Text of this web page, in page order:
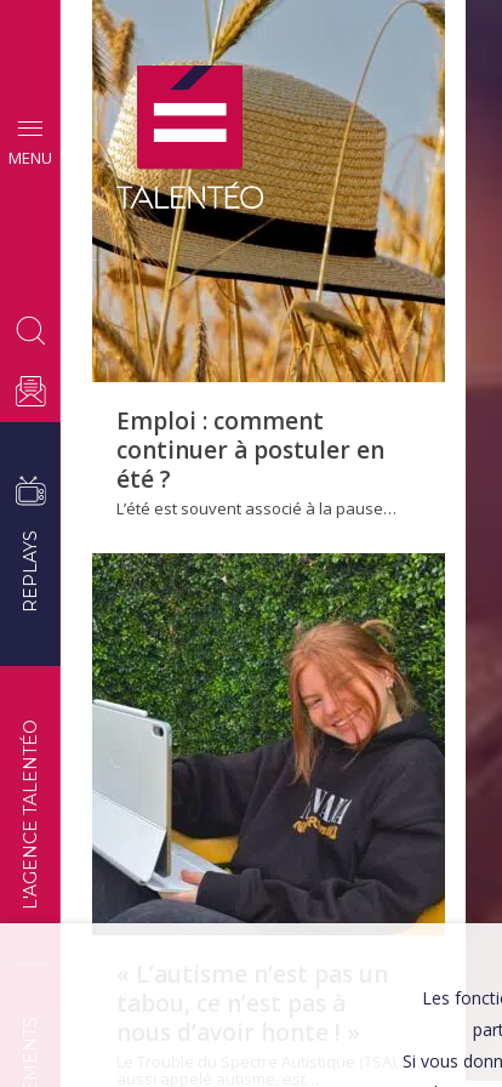
MENU
L'AGENCE TALENTÉO
REPLAYS
CONSEILS
EMPLOI
Emploi : comment
continuer à postuler en
été ?
L’été est souvent associé à la pause…
TÉMOIGNAGES
Les
Si vous